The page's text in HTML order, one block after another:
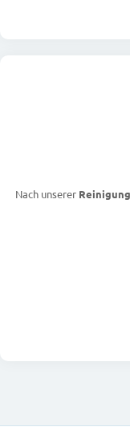
Nach unserer Reinigung